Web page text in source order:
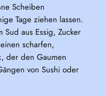
Scheiben
Tage ziehen lassen.
aus Essig, Zucker
scharfen,
der den Gaumen
von Sushi oder